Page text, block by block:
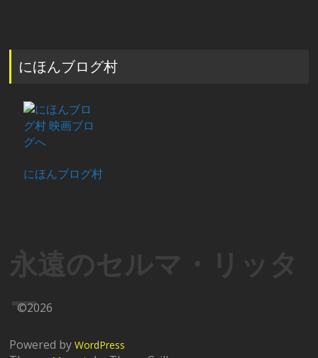
にほんブログ村
にほんブログ村
永遠のセルマ・リッタ
ー
©2026
Powered byWordPress